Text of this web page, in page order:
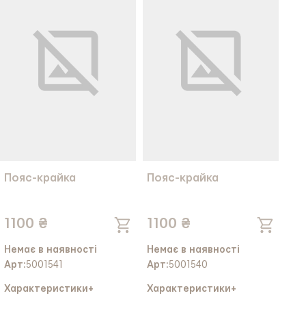
Пояс-крайка
1100 ₴
Немає в наявності
Арт:5001541
Характеристики+
Пояс-крайка
1100 ₴
Немає в наявності
Арт:5001540
Характеристики+